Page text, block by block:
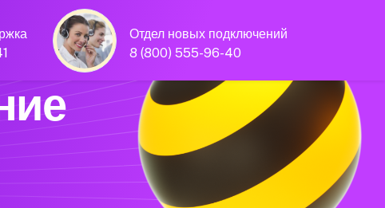
Отдел новых подключений
8 (800) 555-96-40